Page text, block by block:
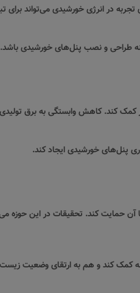
در انرژی خورشیدی می‌تواند برای
طراحی و نصب پنل‌های خورشیدی باشد.
کمک کند. کاهش وابستگی به برق
پنل‌های خورشیدی ایجاد کند.
حمایت کند. تحقیقات در این حوزه
کمک کند و هم به ارتقای وضعیت